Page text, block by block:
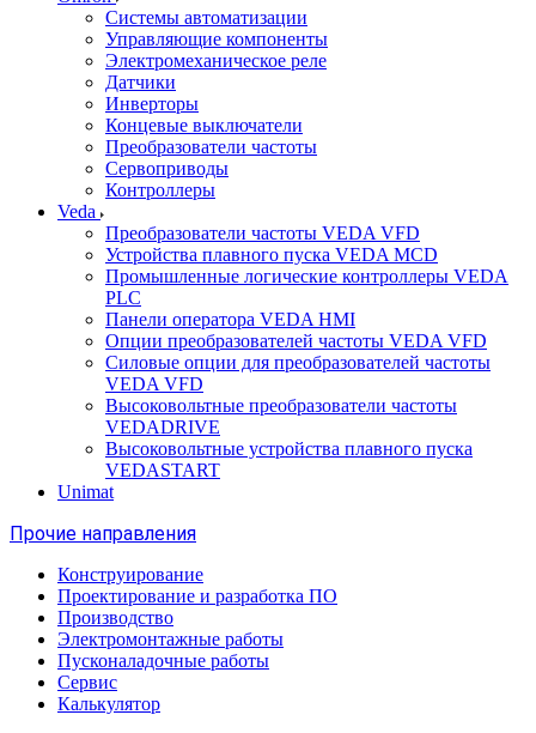
Системы автоматизации
Управляющие компоненты
Электромеханическое реле
Датчики
Инверторы
Концевые выключатели
Преобразователи частоты
Сервоприводы
Контроллеры
Veda
Преобразователи частоты VEDA VFD
Устройства плавного пуска VEDA MCD
Промышленные логические контроллеры VEDA
PLC
Панели оператора VEDA HMI
Опции преобразователей частоты VEDA VFD
Силовые опции для преобразователей частоты
VEDA VFD
Высоковольтные преобразователи частоты
VEDADRIVE
Высоковольтные устройства плавного пуска
VEDASTART
Unimat
Прочие направления
Конструирование
Проектирование и разработка ПО
Производство
Электромонтажные работы
Пусконаладочные работы
Сервис
Калькулятор